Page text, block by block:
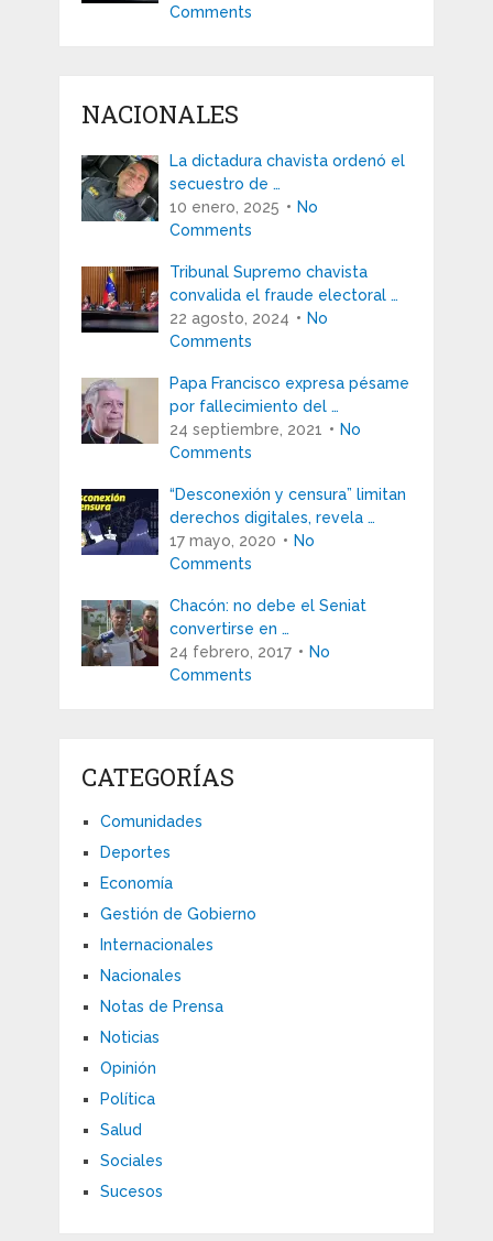
Comments
NACIONALES
La dictadura chavista ordenó el
secuestro de …
10 enero, 2025
No
Comments
Tribunal Supremo chavista
convalida el fraude electoral …
22 agosto, 2024
No
Comments
Papa Francisco expresa pésame
por fallecimiento del …
24 septiembre, 2021
No
Comments
“Desconexión y censura” limitan
derechos digitales, revela …
17 mayo, 2020
No
Comments
Chacón: no debe el Seniat
convertirse en …
24 febrero, 2017
No
Comments
CATEGORÍAS
Comunidades
Deportes
Economía
Gestión de Gobierno
Internacionales
Nacionales
Notas de Prensa
Noticias
Opinión
Política
Salud
Sociales
Sucesos